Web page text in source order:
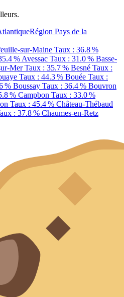
Région Pays de la
sur-Maine Taux : 36.8 %
% Avessac Taux : 31.0 % Basse-
MerTaux : 35.7 % Besné Taux :
Taux : 44.3 % Bouée Taux :
% Boussay Taux : 36.4 % Bouvron
% Campbon Taux : 33.0 %
Taux : 45.4 % Château-Thébaud
: 37.8 % Chaumes-en-Retz